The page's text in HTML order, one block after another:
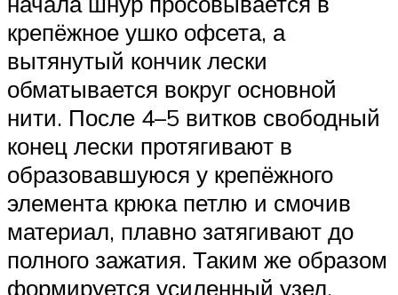
крепёжное ушко офсета, а
вытянутый кончик лески
обматывается вокруг основной
нити. После 4–5 витков свободный
конец лески протягивают в
образовавшуюся у крепёжного
элемента крюка петлю и смочив
материал, плавно затягивают до
полного зажатия. Таким же образом
формируется усиленный узел,